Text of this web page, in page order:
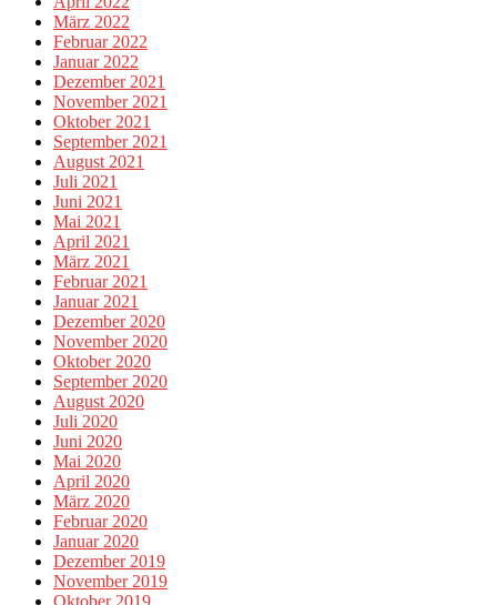
März 2022
Februar 2022
Januar 2022
Dezember 2021
November 2021
Oktober 2021
September 2021
August 2021
Juli 2021
Juni 2021
Mai 2021
April 2021
März 2021
Februar 2021
Januar 2021
Dezember 2020
November 2020
Oktober 2020
September 2020
August 2020
Juli 2020
Juni 2020
Mai 2020
April 2020
März 2020
Februar 2020
Januar 2020
Dezember 2019
November 2019
Oktober 2019